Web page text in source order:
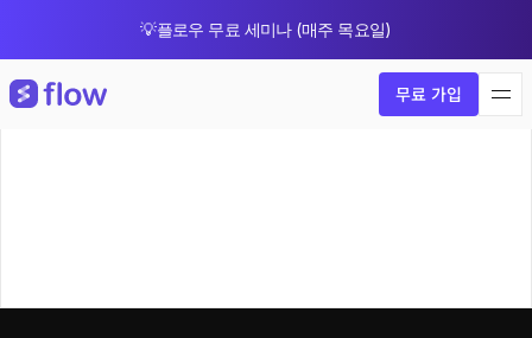
💡플로우 무료 세미나 (매주 목요일)
무료 가입